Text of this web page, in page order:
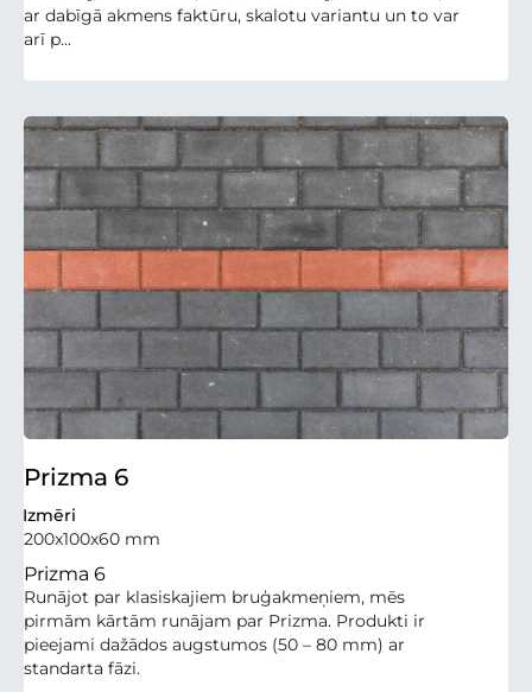
ar dabīgā akmens faktūru, skalotu variantu un to var
arī p...
Prizma 6
Izmēri
200x100x60 mm
Prizma 6
Runājot par klasiskajiem bruģakmeņiem, mēs
pirmām kārtām runājam par Prizma. Produkti ir
pieejami dažādos augstumos (50 – 80 mm) ar
standarta fāzi.